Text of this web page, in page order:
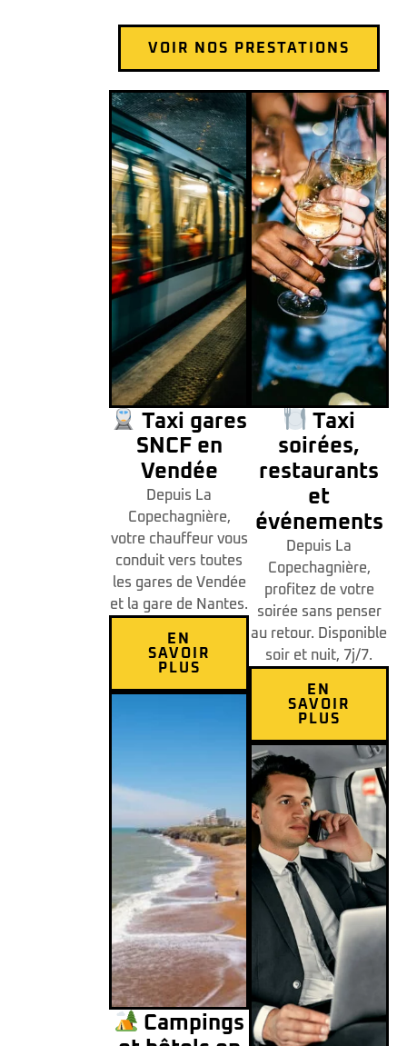
VOIR NOS PRESTATIONS
Taxi gares
SNCF en
Vendée
Depuis La
Copechagnière,
votre chauffeur vous
conduit vers toutes
les gares de Vendée
et la gare de Nantes.
EN
SAVOIR
PLUS
Campings
Taxi
soirées,
restaurants
et
événements
Depuis La
Copechagnière,
profitez de votre
soirée sans penser
au retour. Disponible
soir et nuit, 7j/7.
EN
SAVOIR
PLUS